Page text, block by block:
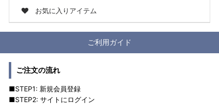
お気に入りアイテム
ご利用ガイド
ご注文の流れ
■STEP1: 新規会員登録
■STEP2: サイトにログイン